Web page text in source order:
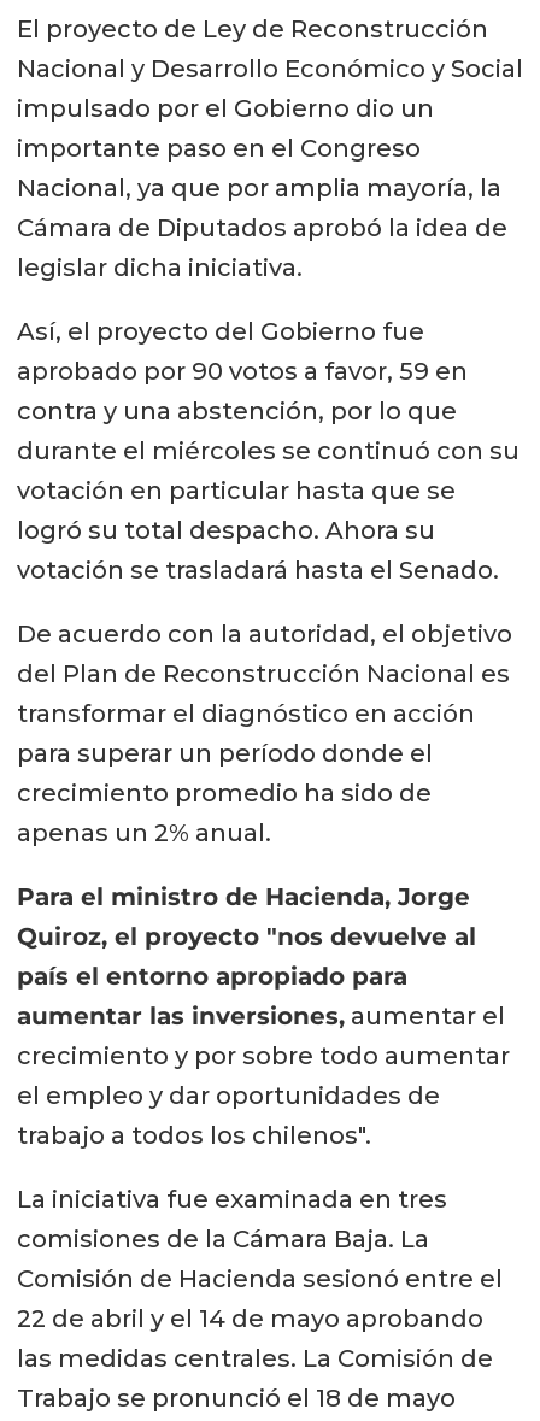
El proyecto de Ley de Reconstrucción
Nacional y Desarrollo Económico y Social
impulsado por el Gobierno dio un
importante paso en el Congreso
Nacional, ya que por amplia mayoría, la
Cámara de Diputados aprobó la idea de
legislar dicha iniciativa.
Así, el proyecto del Gobierno fue
aprobado por 90 votos a favor, 59 en
contra y una abstención, por lo que
durante el miércoles se continuó con su
votación en particular hasta que se
logró su total despacho. Ahora su
votación se trasladará hasta el Senado.
De acuerdo con la autoridad, el objetivo
del Plan de Reconstrucción Nacional es
transformar el diagnóstico en acción
para superar un período donde el
crecimiento promedio ha sido de
apenas un 2% anual.
Para el ministro de Hacienda, Jorge
Quiroz, el proyecto "nos devuelve al
país el entorno apropiado para
aumentar las inversiones,aumentar el
crecimiento y por sobre todo aumentar
el empleo y dar oportunidades de
trabajo a todos los chilenos".
La iniciativa fue examinada en tres
comisiones de la Cámara Baja. La
Comisión de Hacienda sesionó entre el
22 de abril y el 14 de mayo aprobando
las medidas centrales. La Comisión de
Trabajo se pronunció el 18 de mayo